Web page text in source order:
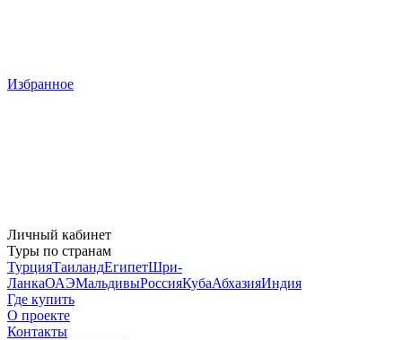
Избранное
Личный кабинет
Туры по странам
ТурцияТаиландЕгипетШри-
ЛанкаОАЭМальдивыРоссияКубаАбхазияИндия
Где купить
О проекте
Контакты